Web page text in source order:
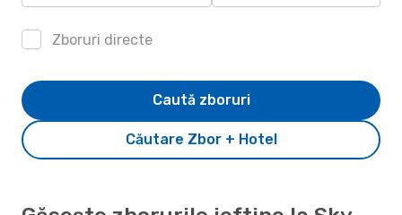
Zboruri directe
Căutare Zbor + Hotel
Caută zboruri